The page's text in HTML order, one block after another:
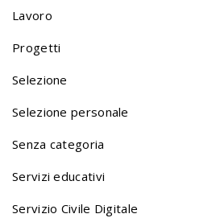
o
n
a
v
Lavoro
Progetti
Selezione
Selezione personale
Senza categoria
Servizi educativi
Servizio Civile Digitale